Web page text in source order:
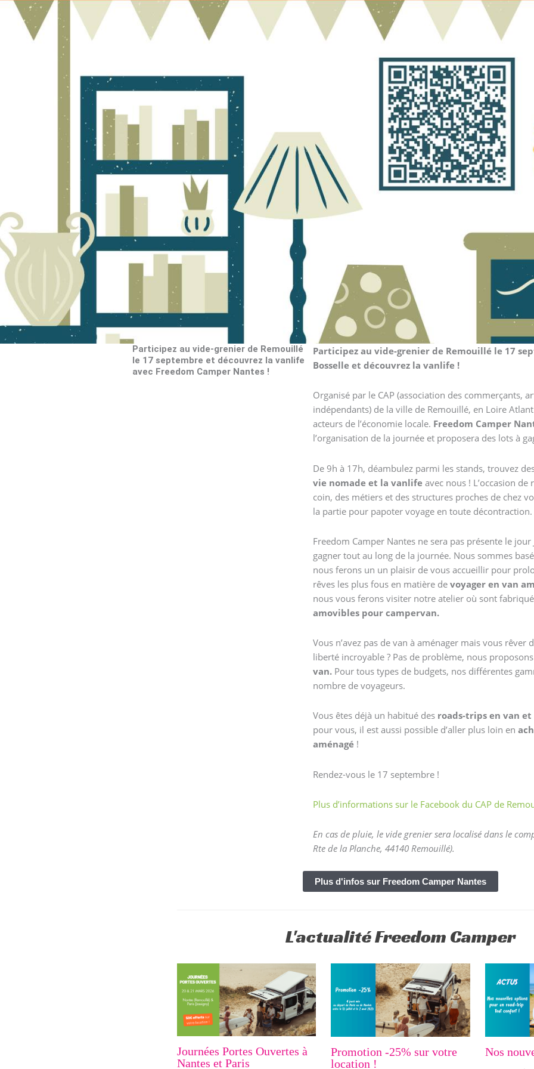
Participez au vide-grenier de Remouillé le 17 septembre et découvrez la vanlife avec
Participez au vide-grenier de Remouillé
le 17 septembre et découvrez la vanlife
avec Freedom Camper Nantes !
Participez au vide-grenier de Remouillé le 17
Bosselle et découvrez la vanlife !
Organisé par le CAP (association des commerçants,
indépendants) de la ville de Remouillé, en Loire
acteurs de l’économie locale. Freedom Camper
l’organisation de la journée et proposera des lots à
De 9h à 17h, déambulez parmi les stands, trouvez
vie nomade et la vanlifeavec nous ! L’occasion
coin, des métiers et des structures proches de chez
la partie pour papoter voyage en toute décontraction.
Freedom Camper Nantes ne sera pas présente le
gagner tout au long de la journée. Nous sommes
nous ferons un un plaisir de vous accueillir pour
rêves les plus fous en matière de voyager en van
nous vous ferons visiter notre atelier où sont
amovibles pour campervan.
Vous n’avez pas de van à aménager mais vous rêver
liberté incroyable ? Pas de problème, nous
van. Pour tous types de budgets, nos différentes
nombre de voyageurs.
Vous êtes déjà un habitué des roads-trips en van
pour vous, il est aussi possible d’aller plus loin en
aménagé!
Rendez-vous le 17 septembre !
Plus d’informations sur le Facebook du CAP de
En cas de pluie, le vide grenier sera localisé dans le
Rte de la Planche, 44140 Remouillé).
Plus d'infos sur Freedom Camper Nantes
L'actualité Freedom Camper
Journées Portes Ouvertes à
Nantes et Paris
Promotion -25% sur votre
location !
Nos